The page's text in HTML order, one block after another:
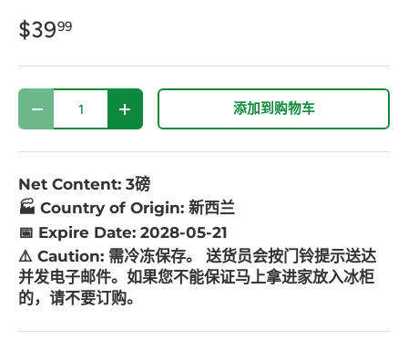
$3999
数量
- + 添加到购物车
Net Content: 3磅
🏭 Country of Origin: 新西兰
📅 Expire Date: 2028-05-21
⚠️ Caution: 需冷冻保存。 送货员会按门铃提示送达
并发电子邮件。如果您不能保证马上拿进家放入冰柜
的，请不要订购。